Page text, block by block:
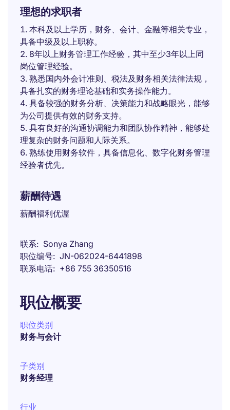
理想的求职者
本科及以上学历，财务、会计、金融等相关专业，
具备中级及以上职称。
8年以上财务管理工作经验，其中至少3年以上同
岗位管理经验。
熟悉国内外会计准则、税法及财务相关法律法规，
具备扎实的财务理论基础和实务操作能力。
具备较强的财务分析、决策能力和战略眼光，能够
为公司提供有效的财务支持。
具有良好的沟通协调能力和团队协作精神，能够处
理复杂的财务问题和人际关系。
熟练使用财务软件，具备信息化、数字化财务管理
经验者优先。
薪酬待遇
薪酬福利优渥
联系
Sonya Zhang
职位编号
JN-062024-6441898
联系电话
+86 755 36350516
职位概要
职位类别
财务与会计
子类别
财务经理
行业